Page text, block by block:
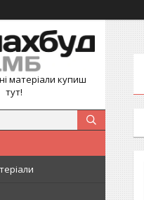
матеріали купиш
тут!